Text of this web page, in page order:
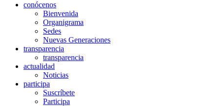
conócenos
Bienvenida
Organigrama
Sedes
Nuevas Generaciones
transparencia
transparencia
actualidad
Noticias
participa
Suscríbete
Participa